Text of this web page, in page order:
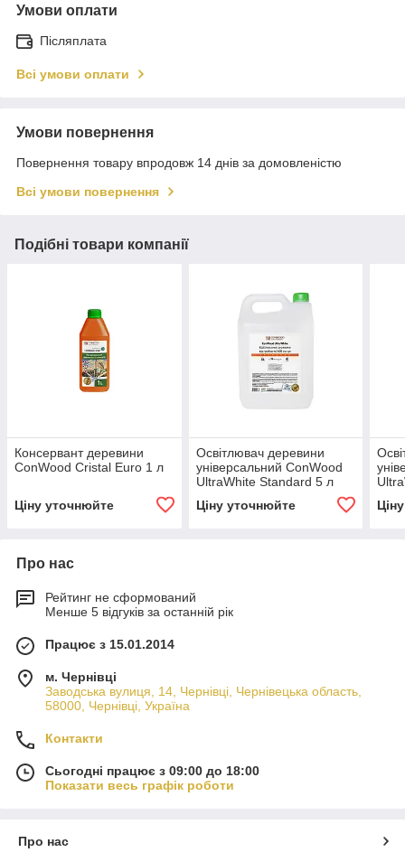
Умови оплати
Післяплата
Всі умови оплати
Умови повернення
Повернення товару впродовж 14 днів за домовленістю
Всі умови повернення
Подібні товари компанії
Консервант деревини
ConWood Cristal Euro 1 л
Ціну уточнюйте
Освітлювач деревини
універсальний ConWood
UltraWhite Standard 5 л
Ціну уточнюйте
Про нас
Рейтинг не сформований
Менше 5 відгуків за останній рік
Працює з 15.01.2014
м. Чернівці
Заводська вулиця, 14, Чернівці, Чернівецька область,
58000, Чернівці, Україна
Контакти
Сьогодні працює з 09:00 до 18:00
Показати весь графік роботи
Про нас